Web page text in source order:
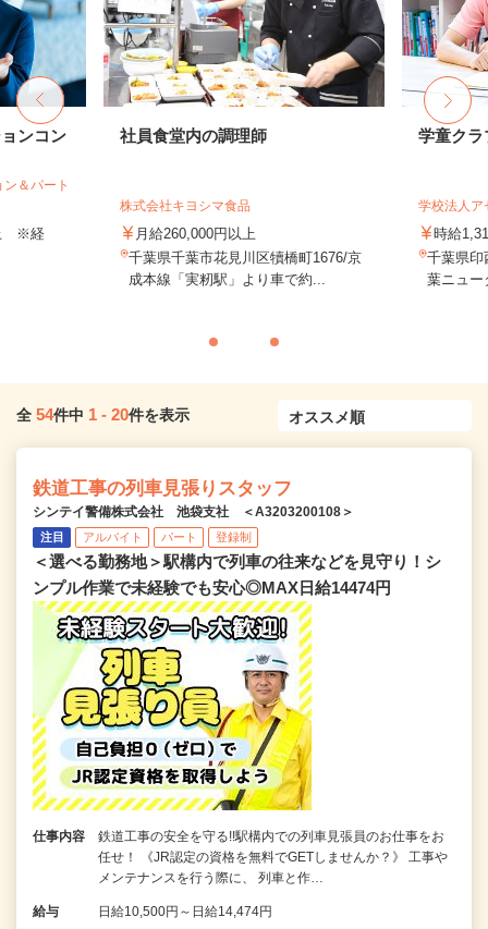
ンコン
＆パート
※経
社員食堂内の調理師
株式会社キヨシマ食品
月給260,000円以上
千葉県千葉市花見川区犢橋町1676/京
成本線「実籾駅」より車で約...
学童クラ
学校法人
時給
千葉県印
葉ニュー
全 54件中 1 - 20件を表示
鉄道工事の列車見張りスタッフ
シンテイ警備株式会社 池袋支社 ＜A3203200108＞
注目 アルバイト パート 登録制
＜選べる勤務地＞駅構内で列車の往来などを見守り！シ
ンプル作業で未経験でも安心◎MAX日給14474円
仕事内容
鉄道工事の安全を守る!!駅構内での列車見張員のお仕事をお
任せ！ 《JR認定の資格を無料でGETしませんか？》 工事や
メンテナンスを行う際に、 列車と作…
給与 日給10,500円～日給14,474円